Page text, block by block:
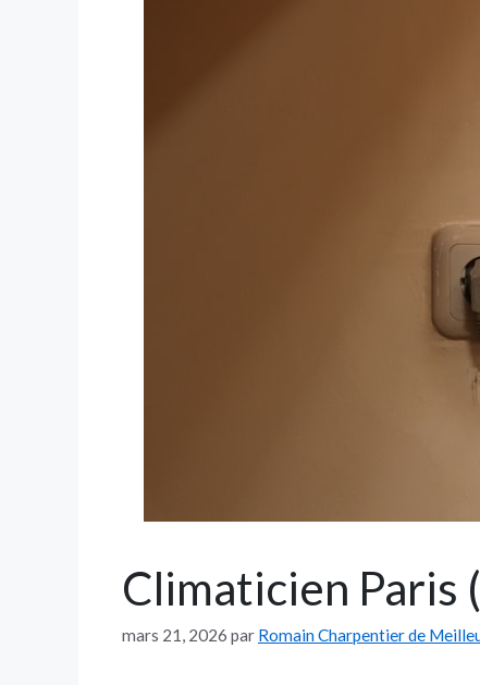
Climaticien Paris
mars 21, 2026 par Romain Charpentier de